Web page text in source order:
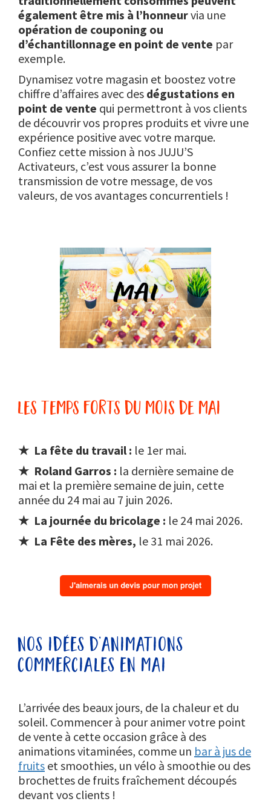
également être mis à l’honneurvia une
opération de couponing ou
d’échantillonnage en point de vente par
exemple.
Dynamisez votre magasin et boostez votre
chiffre d’affaires avec des dégustations en
point de vente qui permettront à vos clients
de découvrir vos propres produits et vivre une
expérience positive avec votre marque.
Confiez cette mission à nos JUJU’S
Activateurs, c’est vous assurer la bonne
transmission de votre message, de vos
valeurs, de vos avantages concurrentiels !
les temps forts du mois de mai
★ La fête du travail : le 1er mai.
★ Roland Garros : la dernière semaine de
mai et la première semaine de juin, cette
année du 24 mai au 7 juin 2026.
★ La journée du bricolage : le 24 mai 2026.
★ La Fête des mères, le 31 mai 2026.
nos idées d’animations
commerciales en mai
L’arrivée des beaux jours, de la chaleur et du
soleil. Commencer à pour animer votre point
de vente à cette occasion grâce à des
animations vitaminées, comme un bar à jus de
fruits et smoothies, un vélo à smoothie ou des
brochettes de fruits fraîchement découpés
devant vos clients !